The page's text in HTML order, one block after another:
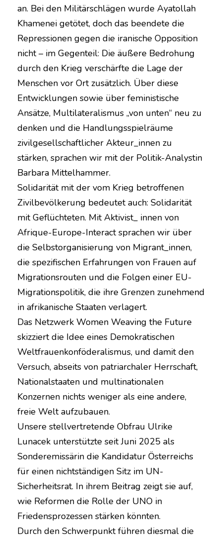
an. Bei den Militärschlägen wurde Ayatollah
Khamenei getötet, doch das beendete die
Repressionen gegen die iranische Opposition
nicht – im Gegenteil: Die äußere Bedrohung
durch den Krieg verschärfte die Lage der
Menschen vor Ort zusätzlich. Über diese
Entwicklungen sowie über feministische
Ansätze, Multilateralismus „von unten“ neu zu
denken und die Handlungsspielräume
zivilgesellschaftlicher Akteur_innen zu
stärken, sprachen wir mit der Politik-Analystin
Barbara Mittelhammer.
Solidarität mit der vom Krieg betroffenen
Zivilbevölkerung bedeutet auch: Solidarität
mit Geflüchteten. Mit Aktivist_ innen von
Afrique-Europe-Interact sprachen wir über
die Selbstorganisierung von Migrant_innen,
die spezifischen Erfahrungen von Frauen auf
Migrationsrouten und die Folgen einer EU-
Migrationspolitik, die ihre Grenzen zunehmend
in afrikanische Staaten verlagert.
Das Netzwerk Women Weaving the Future
skizziert die Idee eines Demokratischen
Weltfrauenkonföderalismus, und damit den
Versuch, abseits von patriarchaler Herrschaft,
Nationalstaaten und multinationalen
Konzernen nichts weniger als eine andere,
freie Welt aufzubauen.
Unsere stellvertretende Obfrau Ulrike
Lunacek unterstützte seit Juni 2025 als
Sonderemissärin die Kandidatur Österreichs
für einen nichtständigen Sitz im UN-
Sicherheitsrat. In ihrem Beitrag zeigt sie auf,
wie Reformen die Rolle der UNO in
Friedensprozessen stärken könnten.
Durch den Schwerpunkt führen diesmal die